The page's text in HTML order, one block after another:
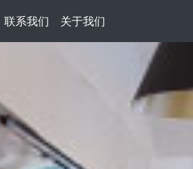
联系我们 关于我们